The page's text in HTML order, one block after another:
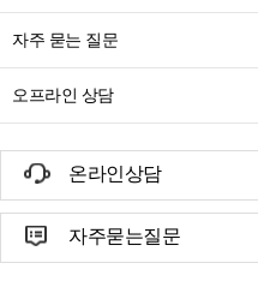
자주 묻는 질문
오프라인 상담
온라인상담
자주묻는질문